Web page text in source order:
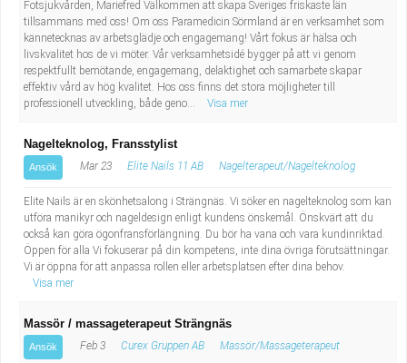
Industriell tillverkning
Installation, drift, underhåll
Kropps- och skönhetsvård
Kultur, media, design
Militärt arbete
Naturbruk
Naturvetenskapligt arbete
Pedagogiskt arbete
Behandlingsassistent/Socialpedagog
Tandsköterska
Budbilsförare
Tidningsbud/Tidningsdistributör
Lärare i fritidshem/Fritidspedagog
Taxiförare/Taxichaufför
Läkarsekreterare/Vårdadmin/Medicinsk
sekreterare
Fotsjukvården, Mariefred Välkommen att skapa Sveriges friskaste län
tillsammans med oss! Om oss Paramedicin Sörmland är en verksamhet som
kännetecknas av arbetsglädje och engagemang! Vårt fokus är hälsa och
livskvalitet hos de vi möter. Vår verksamhetsidé bygger på att vi genom
respektfullt bemötande, engagemang, delaktighet och samarbete skapar
effektiv vård av hög kvalitet. Hos oss finns det stora möjligheter till
professionell utveckling, både geno...
Visa mer
Nagelteknolog, Fransstylist
Ansök Mar 23 Elite Nails 11 AB Nagelterapeut/Nagelteknolog
Elite Nails är en skönhetsalong i Strängnäs. Vi söker en nagelteknolog som kan
utföra manikyr och nageldesign enligt kundens önskemål. Önskvärt att du
också kan göra ögonfransförlängning. Du bör ha vana och vara kundinriktad.
Öppen för alla Vi fokuserar på din kompetens, inte dina övriga förutsättningar.
Vi är öppna för att anpassa rollen eller arbetsplatsen efter dina behov.
Visa mer
Massör / massageterapeut Strängnäs
Ansök Feb 3 Curex Gruppen AB Massör/Massageterapeut